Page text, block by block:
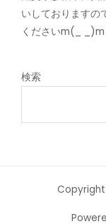
いしておりますの
くださいm(_ _)m
検索
Copyright